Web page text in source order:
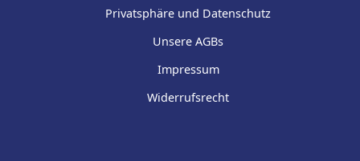
Privatsphäre und Datenschutz
Unsere AGBs
Impressum
Widerrufsrecht